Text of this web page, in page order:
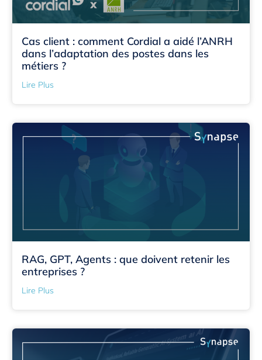
Cas client : comment Cordial a aidé l’ANRH
dans l’adaptation des postes dans les
métiers ?
Lire Plus
RAG, GPT, Agents : que doivent retenir les
entreprises ?
Lire Plus